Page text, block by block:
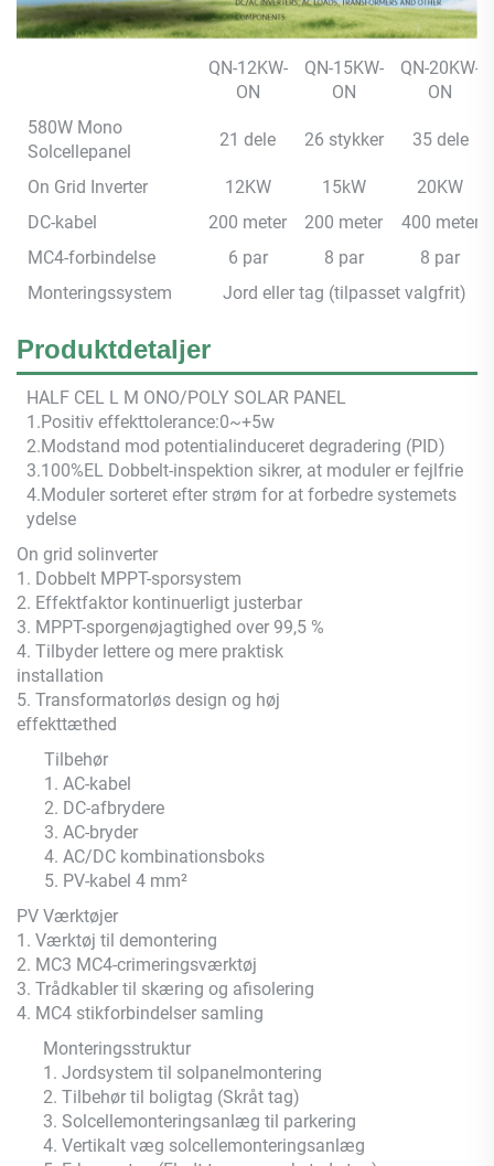
QN-12KW-
ON
QN-15KW-
ON
QN-20KW-
ON
580W Mono
Solcellepanel
21 dele 26 stykker 35 dele
On Grid Inverter 12KW 15kW
20KW
DC-kabel
200 meter 200 meter
400 meter
MC4-forbindelse
6 par 8 par
8 par
Monteringssystem
Jord eller tag (tilpasset valgfrit)
Produktdetaljer
HALF CEL L M ONO/POLY SOLAR PANEL
1.Positiv effekttolerance:0~+5w
2.Modstand mod potentialinduceret degradering (PID)
3.100%EL Dobbelt-inspektion sikrer, at moduler er fejlfrie
4.Moduler sorteret efter strøm for at forbedre systemets
ydelse
On grid solinverter
1. Dobbelt MPPT-sporsystem
2. Effektfaktor kontinuerligt justerbar
3. MPPT-sporgenøjagtighed over 99,5 %
4. Tilbyder lettere og mere praktisk
installation
5. Transformatorløs design og høj
effekttæthed
Tilbehør
1. AC-kabel
2. DC-afbrydere
3. AC-bryder
4. AC/DC kombinationsboks
5. PV-kabel 4 mm²
PV Værktøjer
1. Værktøj til demontering
2. MC3 MC4-crimeringsværktøj
3. Trådkabler til skæring og afisolering
4. MC4 stikforbindelser samling
Monteringsstruktur
1. Jordsystem til solpanelmontering
2. Tilbehør til boligtag (Skråt tag)
3. Solcellemonteringsanlæg til parkering
4. Vertikalt væg solcellemonteringsanlæg